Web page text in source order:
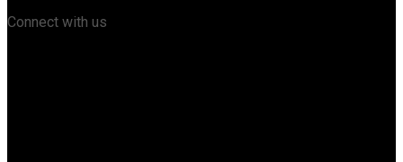
Connect with us